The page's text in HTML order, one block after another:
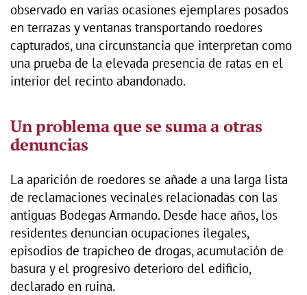
observado en varias ocasiones ejemplares posados
en terrazas y ventanas transportando roedores
capturados, una circunstancia que interpretan como
una prueba de la elevada presencia de ratas en el
interior del recinto abandonado.
Un problema que se suma a otras
denuncias
La aparición de roedores se añade a una larga lista
de reclamaciones vecinales relacionadas con las
antiguas Bodegas Armando. Desde hace años, los
residentes denuncian ocupaciones ilegales,
episodios de trapicheo de drogas, acumulación de
basura y el progresivo deterioro del edificio,
declarado en ruina.